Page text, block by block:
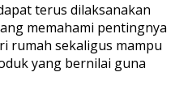
terus dilaksanakan
memahami pentingnya
rumah sekaligus mampu
yang bernilai guna